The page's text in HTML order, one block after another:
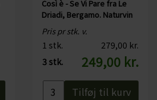
Così è - Se Vi Pare fra Le
Driadi, Bergamo. Naturvin
Pris pr stk. v.
1 stk.
279,00 kr.
3 stk.
249,00 kr.
Tilføj til kurv